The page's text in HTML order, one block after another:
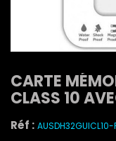
CARTE
CLASS 10
Réf : AUSDH32GUICL10-